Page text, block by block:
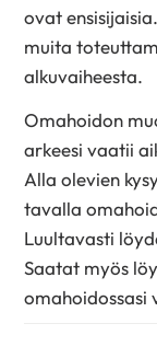
ovat
muita
alkuvaiheesta.
Omahoidon
arkeesi vaatii
Alla olevien
tavalla
Luultavasti
Saatat myös
omahoidossasi